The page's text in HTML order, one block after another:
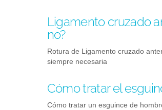
Ligamento cruzado
no?
Rotura de Ligamento cruzado
siempre necesaria
Cómo tratar el
Cómo tratar un esguince de